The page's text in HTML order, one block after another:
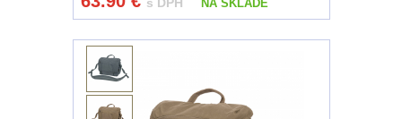
Velký oční reliéf1
Na dlouhé
vzdálenosti13
NA SKLADE